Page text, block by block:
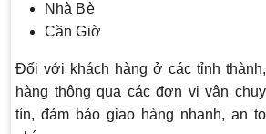
Nhà Bè
Cần Giờ
Đối với khách hàng ở các tỉnh
hàng thông qua các đơn vị vận
tín, đảm bảo giao hàng nhanh, an